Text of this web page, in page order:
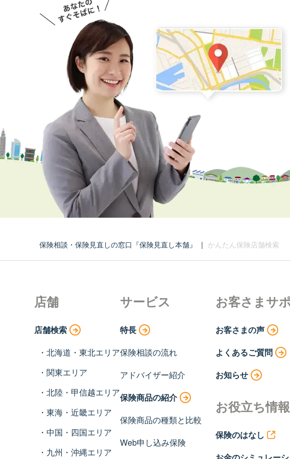
保険相談・保険見直しの窓口『保険見直し本舗』 | かんたん保険店舗検索
店舗
店舗検索
北海道・東北エリア
関東エリア
北陸・甲信越エリア
東海・近畿エリア
中国・四国エリア
九州・沖縄エリア
サービス
特長
保険相談の流れ
アドバイザー紹介
保険商品の紹介
保険商品の種類と比較
Web申し込み保険
お客さまサ
お客さまの声
よくあるご質問
お知らせ
お役立ち情報
保険のはなし